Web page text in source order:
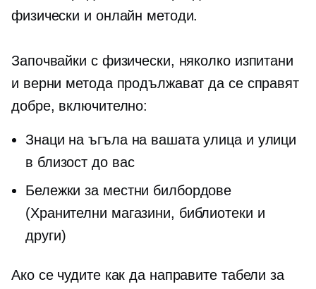
физически и онлайн методи.
Започвайки с физически, няколко изпитани
и верни метода продължават да се справят
добре, включително:
Знаци на ъгъла на вашата улица и улици
в близост до вас
Бележки за местни билбордове
(Хранителни магазини, библиотеки и
други)
Ако се чудите как да направите табели за